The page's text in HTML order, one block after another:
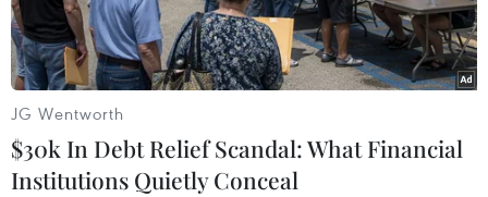
JG Wentworth
$30k In Debt Relief Scandal: What Financial
Institutions Quietly Conceal